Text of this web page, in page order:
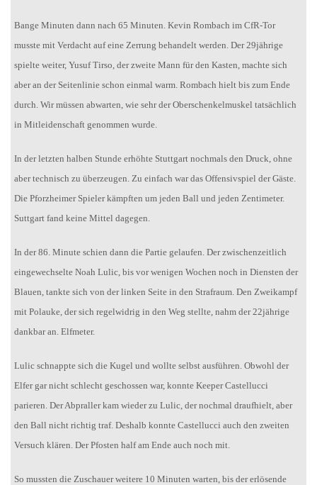
Bange Minuten dann nach 65 Minuten. Kevin Rombach im CfR-Tor
musste mit Verdacht auf eine Zerrung behandelt werden. Der 29jährige
spielte weiter, Yusuf Tirso, der zweite Mann für den Kasten, machte sich
aber an der Seitenlinie schon einmal warm. Rombach hielt bis zum Ende
durch. Wir müssen abwarten, wie sehr der Oberschenkelmuskel tatsächlich
in Mitleidenschaft genommen wurde.
In der letzten halben Stunde erhöhte Stuttgart nochmals den Druck, ohne
aber technisch zu überzeugen. Zu einfach war das Offensivspiel der Gäste.
Die Pforzheimer Spieler kämpften um jeden Ball und jeden Zentimeter.
Suttgart fand keine Mittel dagegen.
In der 86. Minute schien dann die Partie gelaufen. Der zwischenzeitlich
eingewechselte Noah Lulic, bis vor wenigen Wochen noch in Diensten der
Blauen, tankte sich von der linken Seite in den Strafraum. Den Zweikampf
mit Polauke, der sich regelwidrig in den Weg stellte, nahm der 22jährige
dankbar an. Elfmeter.
Lulic schnappte sich die Kugel und wollte selbst ausführen. Obwohl der
Elfer gar nicht schlecht geschossen war, konnte Keeper Castellucci
parieren. Der Abpraller kam wieder zu Lulic, der nochmal draufhielt, aber
den Ball nicht richtig traf. Deshalb konnte Castellucci auch den zweiten
Versuch klären. Der Pfosten half am Ende auch noch mit.
So mussten die Zuschauer weitere 10 Minuten warten, bis der erlösende